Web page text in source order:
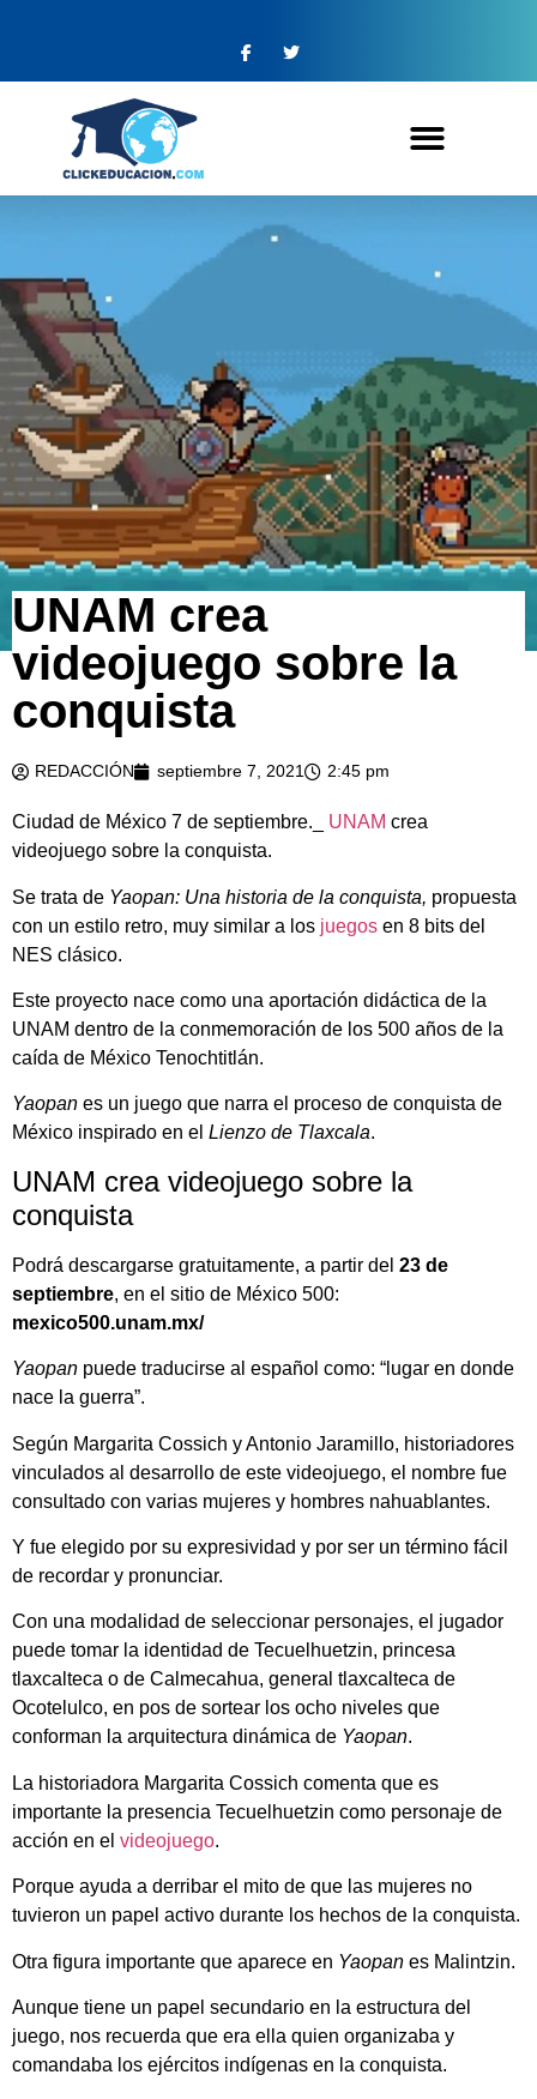
UNAM crea
videojuego sobre la
conquista
REDACCIÓN septiembre 7, 2021 2:45 pm
Ciudad de México 7 de septiembre._ UNAM crea
videojuego sobre la conquista.
Se trata de Yaopan: Una historia de la conquista, propuesta
con un estilo retro, muy similar a los juegos en 8 bits del
NES clásico.
Este proyecto nace como una aportación didáctica de la
UNAM dentro de la conmemoración de los 500 años de la
caída de México Tenochtitlán.
Yaopan es un juego que narra el proceso de conquista de
México inspirado en el Lienzo de Tlaxcala.
UNAM crea videojuego sobre la
conquista
Podrá descargarse gratuitamente, a partir del 23 de
septiembre, en el sitio de México 500:
mexico500.unam.mx/
Yaopan puede traducirse al español como: “lugar en donde
nace la guerra”.
Según Margarita Cossich y Antonio Jaramillo, historiadores
vinculados al desarrollo de este videojuego, el nombre fue
consultado con varias mujeres y hombres nahuablantes.
Y fue elegido por su expresividad y por ser un término fácil
de recordar y pronunciar.
Con una modalidad de seleccionar personajes, el jugador
puede tomar la identidad de Tecuelhuetzin, princesa
tlaxcalteca o de Calmecahua, general tlaxcalteca de
Ocotelulco, en pos de sortear los ocho niveles que
conforman la arquitectura dinámica de Yaopan.
La historiadora Margarita Cossich comenta que es
importante la presencia Tecuelhuetzin como personaje de
acción en el videojuego.
Porque ayuda a derribar el mito de que las mujeres no
tuvieron un papel activo durante los hechos de la conquista.
Otra figura importante que aparece en Yaopan es Malintzin.
Aunque tiene un papel secundario en la estructura del
juego, nos recuerda que era ella quien organizaba y
comandaba los ejércitos indígenas en la conquista.